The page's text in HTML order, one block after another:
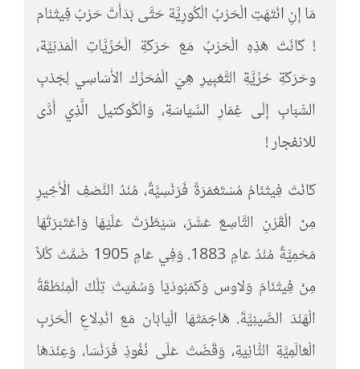
مَا إِنِ انْتَهَتِ الْحَرْبُ الْكُورِيَّة حَتَّى بَدَأَتْ حَرْبُ فِيتْنَام
! كَانَتْ هَذِهِ الْحَرْبُ مَعَ حَرَكَةِ الْحُرِّيَّاتِ الْمَدَنِيَّة،
وحَرَكَةِ حُرِّيَّةِ التَّعْبِيرِ هِيَ الْمُحَرِّك الأَسَاسِي لِجَذبِ
الشَبَابِ إِلَى غِمَارِ السَّيَاسَةِ، وَالْكُوكتيل الَّذِي أَدَّى
للانفجار !
كَانَتْ فِيتْنَامُ مُسْتَعْمَرَةً فَرَنْسِيَّةٌ، مُنْدُ النَّصْفِ الْأَخِيرِ
مِنَ الْقَرْنِ التَّاسِعَ عَشَرَ، سَيْطَرَتْ عَلَيْهَا وَاعْتَبَرَتْهَا
مَحْمِيَّةٌ مُنْدُ عَامٍ 1883. وَفِي عَامٍ 1905 ضَمَّتْ كُلاً
مِنْ فِيتْنَامَ وَلاوس وَكَمَبُودْيَا وَسُمِّيَتْ تِلْكَ الْمِنْطَقَةُ
الْهَنْدَ الصَّينِيَّةَ. هَاجَمَتْهَا الْيَابَان مَعَ انْدِلاعِ الْحَرْبِ
الْعَالَمِيَّةِ الثَّانِيَةِ، وَقَضَتْ عَلَى نُفُوذِ فَرَنْسَا، وَعِنْدَهَا